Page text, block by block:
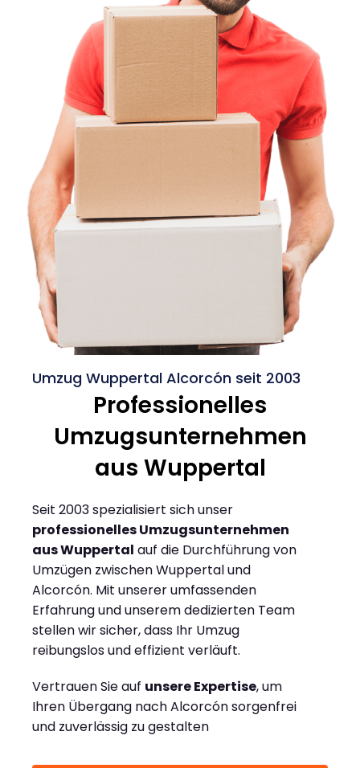
Umzug Wuppertal Alcorcón seit 2003
Professionelles
Umzugsunternehmen
aus Wuppertal
Seit 2003 spezialisiert sich unser
professionelles Umzugsunternehmen
aus Wuppertal auf die Durchführung von
Umzügen zwischen Wuppertal und
Alcorcón. Mit unserer umfassenden
Erfahrung und unserem dedizierten Team
stellen wir sicher, dass Ihr Umzug
reibungslos und effizient verläuft.
Vertrauen Sie auf unsere Expertise, um
Ihren Übergang nach Alcorcón sorgenfrei
und zuverlässig zu gestalten